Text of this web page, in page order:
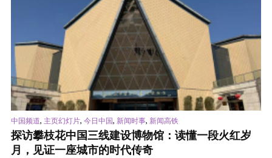
中国频道, 主页幻灯片, 今日中国, 新闻时事, 新闻高铁
探访攀枝花中国三线建设博物馆：读懂一段火红岁
月，见证一座城市的时代传奇